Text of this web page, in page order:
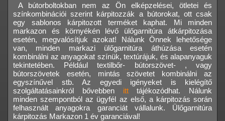
A bútorboltokban nem az Ön elképzelései, ötletei és
színkombinációi szerint kárpitozzák a bútorokat, ott csak
egy sablonos kárpitozott terméket kaphat. Mi minden
markazon és környékén lévő ülőgarnitúra átkárpitozása
esetén, megvalósítjuk azokat! Nálunk Önnek lehetősége
van, minden markazi ülőgarnitúra áthúzása esetén
kombinálni az anyagokat színük, textúrájuk, és alapanyaguk
tekintetében. Például textilbőr- bútorszövet- , vagy
bútorszövetek esetén, mintás szövetet kombinálni az
egyszínűvel stb. Az egyedi igényeket is kielégítő
szolgáltatásainkról bővebben itttájékozódhat. Nálunk
minden szempontból az ügyfél az első, a kárpitozás során
felhasznált anyagokra garanciát vállalunk. Ülőgarnitúra
kárpitozás Markazon 1 év garanciával!